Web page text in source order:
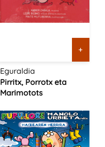
+
Eguraldia
Pirritx, Porrotx eta
Marimotots